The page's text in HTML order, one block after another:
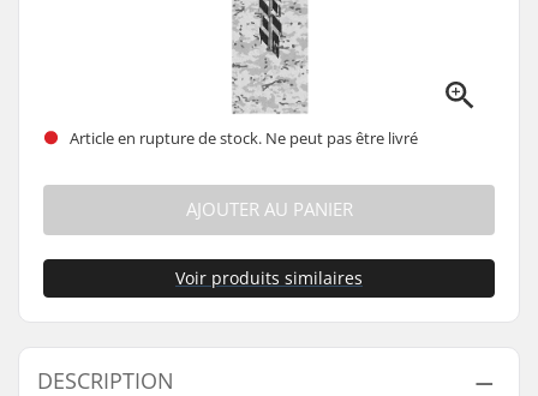
Article en rupture de stock. Ne peut pas être livré
AJOUTER AU PANIER
Voir produits similaires
DESCRIPTION